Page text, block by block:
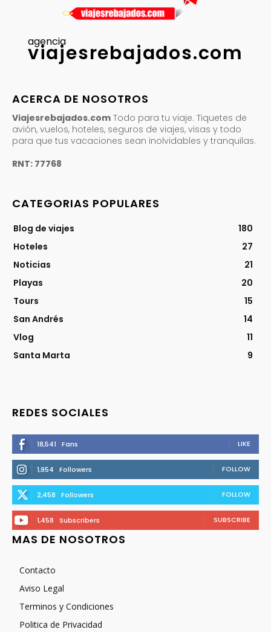
agencia
viajesrebajados.com
ACERCA DE NOSOTROS
Viajesrebajados.com Todo para tu viaje. Tiquetes de
avión, vuelos, hoteles, seguros de viajes, visas y todo
para que tus vacaciones sean inolvidables y tranquilas.
RNT: 77768
CATEGORIAS POPULARES
Blog de viajes
180
Hoteles
27
Noticias
21
Playas
20
Tours
15
San Andrés
14
Vlog
11
Santa Marta
9
REDES SOCIALES
18,541 Fans LIKE
1,954 Followers FOLLOW
2,458 Followers FOLLOW
1,458 Subscribers SUBSCRIBE
MAS DE NOSOTROS
Contacto
Aviso Legal
Terminos y Condiciones
Politica de Privacidad